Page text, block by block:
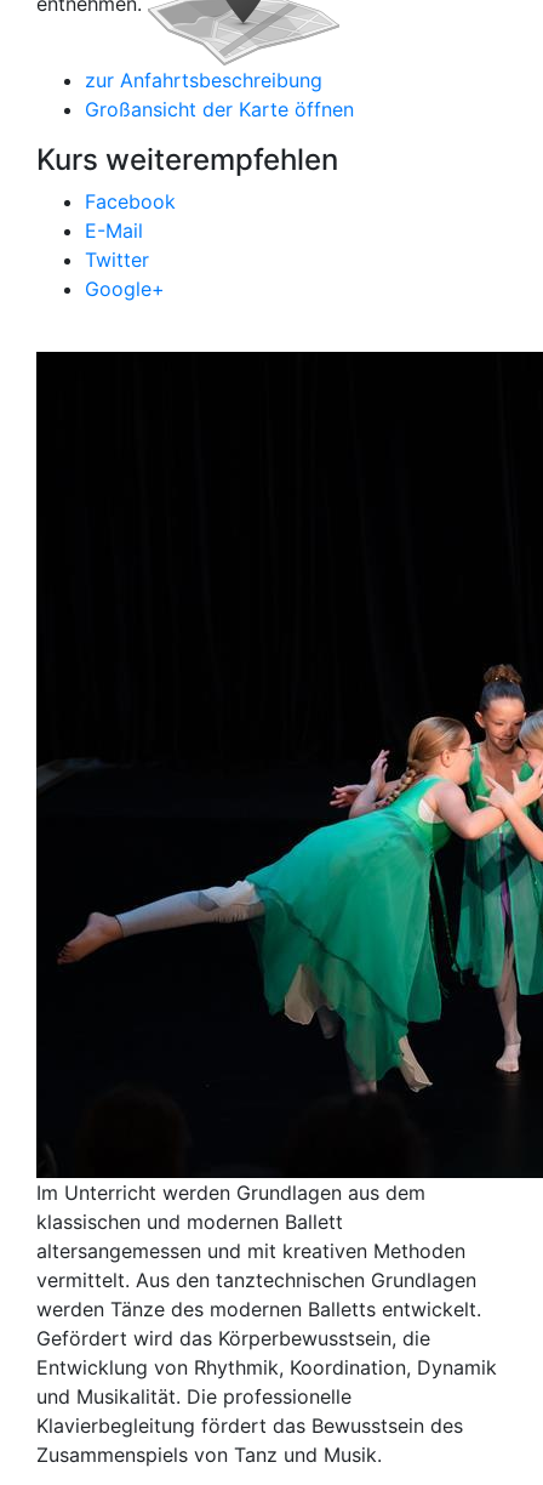
zur Anfahrtsbeschreibung
Großansicht der Karte öffnen
Kurs weiterempfehlen
Facebook
E-Mail
Twitter
Google+
Im Unterricht werden Grundlagen aus dem
klassischen und modernen Ballett
altersangemessen und mit kreativen Methoden
vermittelt. Aus den tanztechnischen Grundlagen
werden Tänze des modernen Balletts entwickelt.
Gefördert wird das Körperbewusstsein, die
Entwicklung von Rhythmik, Koordination, Dynamik
und Musikalität. Die professionelle
Klavierbegleitung fördert das Bewusstsein des
Zusammenspiels von Tanz und Musik.